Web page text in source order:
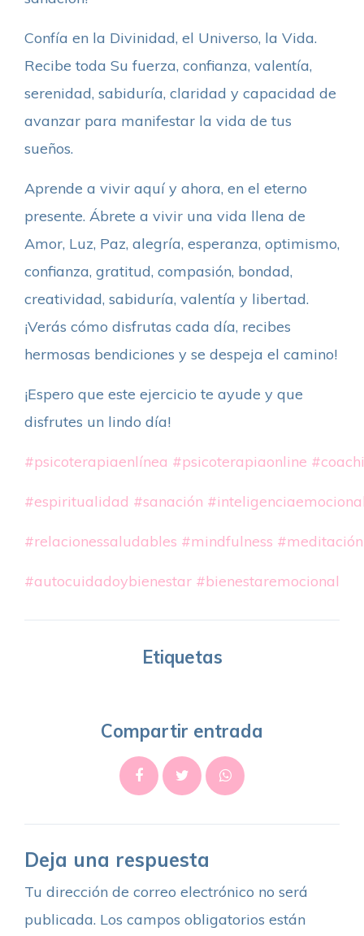
Confía en la Divinidad, el Universo, la Vida.
Recibe toda Su fuerza, confianza, valentía,
serenidad, sabiduría, claridad y capacidad de
avanzar para manifestar la vida de tus
sueños.
Aprende a vivir aquí y ahora, en el eterno
presente. Ábrete a vivir una vida llena de
Amor, Luz, Paz, alegría, esperanza, optimismo,
confianza, gratitud, compasión, bondad,
creatividad, sabiduría, valentía y libertad.
¡Verás cómo disfrutas cada día, recibes
hermosas bendiciones y se despeja el camino!
¡Espero que este ejercicio te ayude y que
disfrutes un lindo día!
#psicoterapiaenlínea #psicoterapiaonline
#espiritualidad #sanación
#relacionessaludables #mindfulness #meditación
#autocuidadoybienestar #bienestaremocional
Etiquetas
Compartir entrada
Deja una respuesta
Tu dirección de correo electrónico no será
publicada. Los campos obligatorios están